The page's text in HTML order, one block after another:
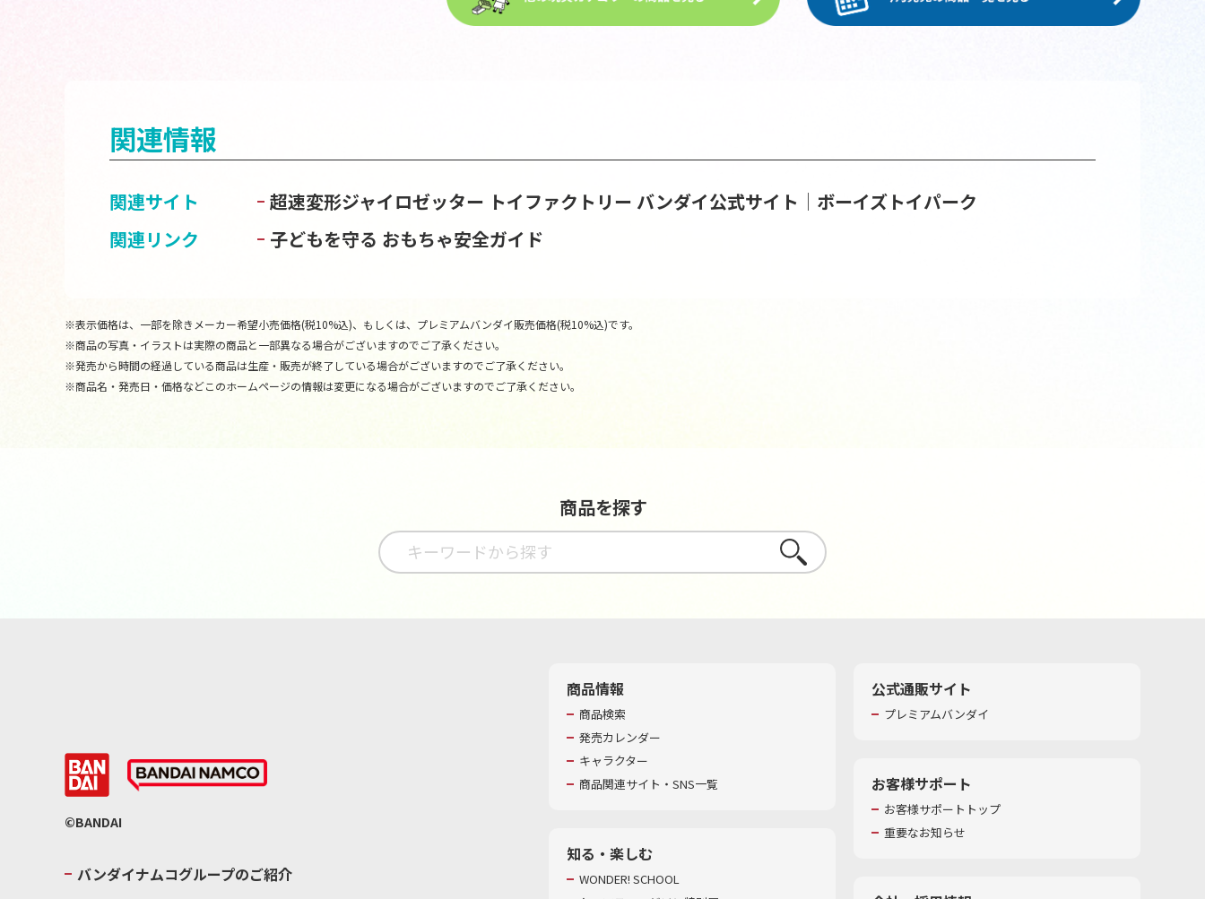
関連情報
関連サイト
超速変形ジャイロゼッター トイファクトリー バンダイ公式サイト│ボーイズトイパーク
関連リンク
子どもを守る おもちゃ安全ガイド
※表示価格は、一部を除きメーカー希望小売価格(税10%込)、もしくは、プレミアムバンダイ販売価格(税10%込)です。
※商品の写真・イラストは実際の商品と一部異なる場合がございますのでご了承ください。
※発売から時間の経過している商品は生産・販売が終了している場合がございますのでご了承ください。
※商品名・発売日・価格などこのホームページの情報は変更になる場合がございますのでご了承ください。
商品を探す
さがす
©BANDAI
バンダイナムコグループのご紹介
商品情報
商品検索
発売カレンダー
キャラクター
商品関連サイト・SNS一覧
知る・楽しむ
WONDER! SCHOOL
公式通販サイト
プレミアムバンダイ
お客様サポート
お客様サポートトップ
重要なお知らせ